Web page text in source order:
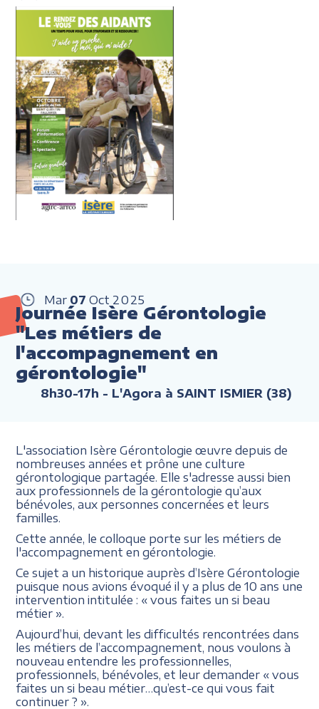
Mar 07 Oct 2025
Journée Isère Gérontologie
"Les métiers de
l'accompagnement en
gérontologie"
8h30-17h - L'Agora à SAINT ISMIER (38)
L'association Isère Gérontologie œuvre depuis de
nombreuses années et prône une culture
gérontologique partagée. Elle s'adresse aussi bien
aux professionnels de la gérontologie qu’aux
bénévoles, aux personnes concernées et leurs
familles.
Cette année, le colloque porte sur les métiers de
l'accompagnement en gérontologie.
Ce sujet a un historique auprès d’Isère Gérontologie
puisque nous avions évoqué il y a plus de 10 ans une
intervention intitulée : « vous faites un si beau
métier ».
Aujourd’hui, devant les difficultés rencontrées dans
les métiers de l’accompagnement, nous voulons à
nouveau entendre les professionnelles,
professionnels, bénévoles, et leur demander « vous
faites un si beau métier…qu’est-ce qui vous fait
continuer ? ».